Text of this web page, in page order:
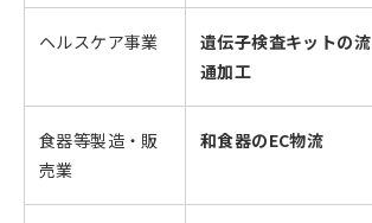
ヘルスケア事業
遺伝子検査キットの流
通加工
食器等製造・販
売業
和食器のEC物流